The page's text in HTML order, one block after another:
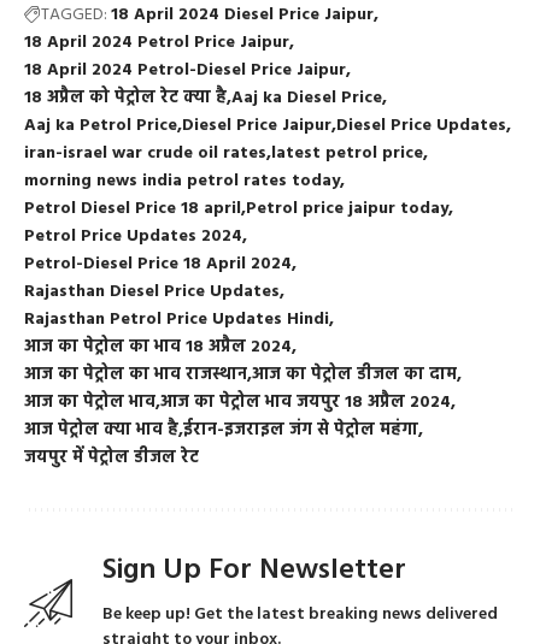
TAGGED:18 April 2024 Diesel Price Jaipur
18 April 2024 Petrol Price Jaipur
18 April 2024 Petrol-Diesel Price Jaipur
18 अप्रैल को पेट्रोल रेट क्या हैAaj ka Diesel Price
Aaj ka Petrol Price Diesel Price Jaipur Diesel Price Updates
iran-israel war crude oil rates latest petrol price
morning news india petrol rates today
Petrol Diesel Price 18 april Petrol price jaipur today
Petrol Price Updates 2024
Petrol-Diesel Price 18 April 2024
Rajasthan Diesel Price Updates
Rajasthan Petrol Price Updates Hindi
आज का पेट्रोल का भाव 18 अप्रैल 2024
आज का पेट्रोल का भाव राजस्थानआज का पेट्रोल डीजल का दाम
आज का पेट्रोल भावआज का पेट्रोल भाव जयपुर 18 अप्रैल 2024
आज पेट्रोल क्या भाव हैईरान-इजराइल जंग से पेट्रोल महंगा
जयपुर में पेट्रोल डीजल रेट
Sign Up For Newsletter
Be keep up! Get the latest breaking news delivered